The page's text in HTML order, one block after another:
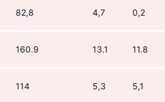
82,8 4,7 0,2
160.9 13.1 11.8
114 5,3 5,1